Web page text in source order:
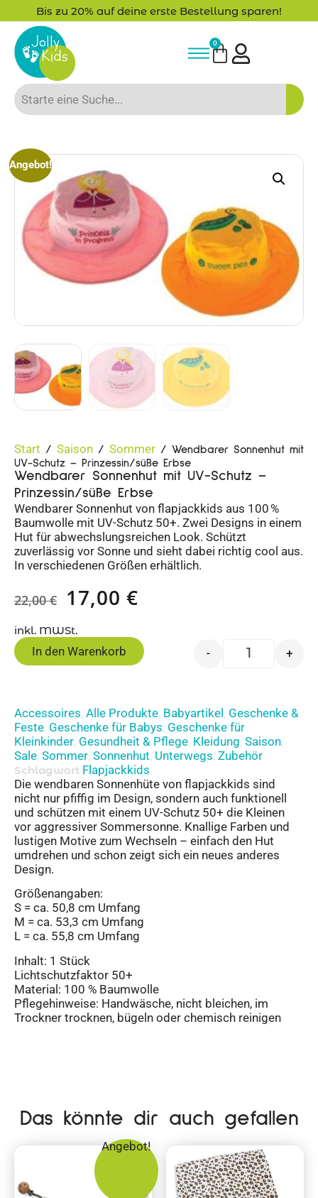
Bis zu 20% auf deine erste Bestellung sparen!
0
Angebot!
Start / Saison / Sommer / Wendbarer Sonnenhut mit
UV-Schutz – Prinzessin/süße Erbse
Wendbarer Sonnenhut mit UV-Schutz –
Prinzessin/süße Erbse
Wendbarer Sonnenhut von flapjackkids aus 100 %
Baumwolle mit UV-Schutz 50+. Zwei Designs in einem
Hut für abwechslungsreichen Look. Schützt
zuverlässig vor Sonne und sieht dabei richtig cool aus.
In verschiedenen Größen erhältlich.
22,00€ 17,00 €
inkl. MWSt.
- +
In den Warenkorb
Accessoires, Alle Produkte, Babyartikel, Geschenke &
Feste, Geschenke für Babys, Geschenke für
Kleinkinder, Gesundheit & Pflege, Kleidung, Saison,
Sale, Sommer, Sonnenhut, Unterwegs, Zubehör
Schlagwort Flapjackkids
Die wendbaren Sonnenhüte von flapjackkids sind
nicht nur pfiffig im Design, sondern auch funktionell
und schützen mit einem UV-Schutz 50+ die Kleinen
vor aggressiver Sommersonne. Knallige Farben und
lustigen Motive zum Wechseln – einfach den Hut
umdrehen und schon zeigt sich ein neues anderes
Design.
Größenangaben:
S = ca. 50,8 cm Umfang
M = ca. 53,3 cm Umfang
L = ca. 55,8 cm Umfang
Inhalt: 1 Stück
Lichtschutzfaktor 50+
Material: 100 % Baumwolle
Pflegehinweise: Handwäsche, nicht bleichen, im
Trockner trocknen, bügeln oder chemisch reinigen
Das könnte dir auch gefallen
Angebot!